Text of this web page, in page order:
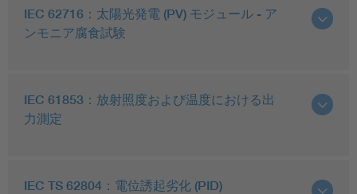
IEC 62716：太陽光発電 (PV) モジュール - ア
ンモニア腐食試験
IEC 61853：放射照度および温度における出
力測定
IEC TS 62804：電位誘起劣化 (PID)